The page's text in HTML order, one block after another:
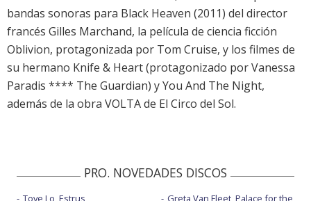
bandas sonoras para Black Heaven (2011) del director
francés Gilles Marchand, la película de ciencia ficción
Oblivion, protagonizada por Tom Cruise, y los filmes de
su hermano Knife & Heart (protagonizado por Vanessa
Paradis **** The Guardian) y You And The Night,
además de la obra VOLTA de El Circo del Sol.
PRO. NOVEDADES DISCOS
Tove Lo, Estrus
Greta Van Fleet, Palace for the